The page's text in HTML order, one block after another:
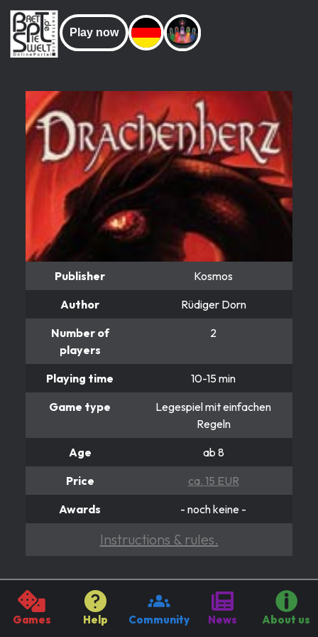
Games Help Community News About us
Play now
DRACHENHERZ
Es ist wieder Zeit für Helden
Publisher
Kosmos
Author
Rüdiger Dorn
Number of
players
2
Playing time
10-15 min
Game type
Legespiel mit einfachen
Regeln
Age
ab 8
Price
ca. 15 EUR
Awards
- noch keine -
Instructions & rules.